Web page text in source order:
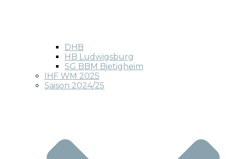
DHB
HB Ludwigsburg
SG BBM Bietigheim
IHF WM 2025
Saison 2024/25